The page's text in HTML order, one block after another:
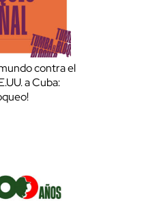
contra el
a Cuba: